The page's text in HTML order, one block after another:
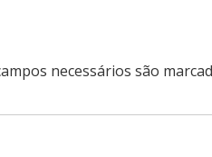
necessários são